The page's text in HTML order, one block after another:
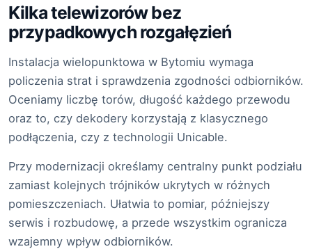
Kilka telewizorów bez
przypadkowych rozgałęzień
Instalacja wielopunktowa w Bytomiu wymaga
policzenia strat i sprawdzenia zgodności odbiorników.
Oceniamy liczbę torów, długość każdego przewodu
oraz to, czy dekodery korzystają z klasycznego
podłączenia, czy z technologii Unicable.
Przy modernizacji określamy centralny punkt podziału
zamiast kolejnych trójników ukrytych w różnych
pomieszczeniach. Ułatwia to pomiar, późniejszy
serwis i rozbudowę, a przede wszystkim ogranicza
wzajemny wpływ odbiorników.